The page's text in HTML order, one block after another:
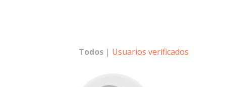
Todos | Usuarios verificados